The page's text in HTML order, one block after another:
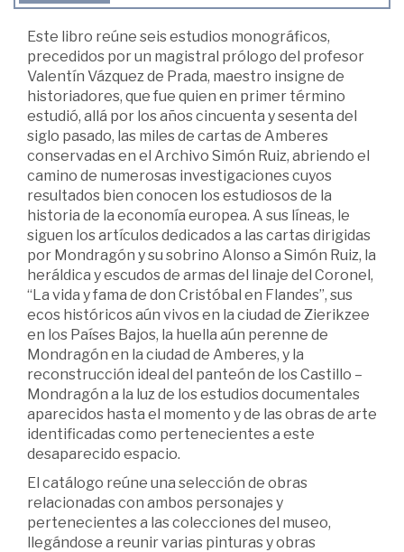
Este libro reúne seis estudios monográficos,
precedidos por un magistral prólogo del profesor
Valentín Vázquez de Prada, maestro insigne de
historiadores, que fue quien en primer término
estudió, allá por los años cincuenta y sesenta del
siglo pasado, las miles de cartas de Amberes
conservadas en el Archivo Simón Ruiz, abriendo el
camino de numerosas investigaciones cuyos
resultados bien conocen los estudiosos de la
historia de la economía europea. A sus líneas, le
siguen los artículos dedicados a las cartas dirigidas
por Mondragón y su sobrino Alonso a Simón Ruiz, la
heráldica y escudos de armas del linaje del Coronel,
“La vida y fama de don Cristóbal en Flandes”, sus
ecos históricos aún vivos en la ciudad de Zierikzee
en los Países Bajos, la huella aún perenne de
Mondragón en la ciudad de Amberes, y la
reconstrucción ideal del panteón de los Castillo –
Mondragón a la luz de los estudios documentales
aparecidos hasta el momento y de las obras de arte
identificadas como pertenecientes a este
desaparecido espacio.
El catálogo reúne una selección de obras
relacionadas con ambos personajes y
pertenecientes a las colecciones del museo,
llegándose a reunir varias pinturas y obras